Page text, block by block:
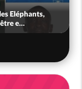
Eléphants,
e...